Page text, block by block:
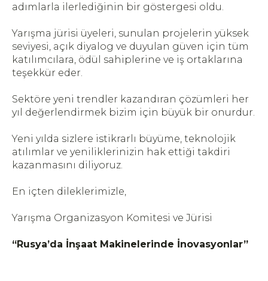
adımlarla ilerlediğinin bir göstergesi oldu.
Yarışma jürisi üyeleri, sunulan projelerin yüksek
seviyesi, açık diyalog ve duyulan güven için tüm
katılımcılara, ödül sahiplerine ve iş ortaklarına
teşekkür eder.
Sektöre yeni trendler kazandıran çözümleri her
yıl değerlendirmek bizim için büyük bir onurdur.
Yeni yılda sizlere istikrarlı büyüme, teknolojik
atılımlar ve yeniliklerinizin hak ettiği takdiri
kazanmasını diliyoruz.
En içten dileklerimizle,
Yarışma Organizasyon Komitesi ve Jürisi
“Rusya’da İnşaat Makinelerinde İnovasyonlar”